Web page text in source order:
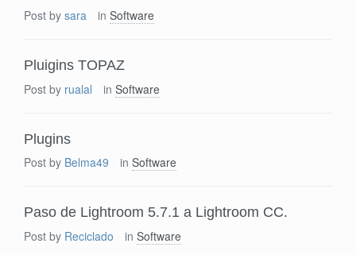
Post by sara in Software
Pluigins TOPAZ
Post by rualal in Software
Plugins
Post by Belma49 in Software
Paso de Lightroom 5.7.1 a Lightroom CC.
Post by Reciclado in Software